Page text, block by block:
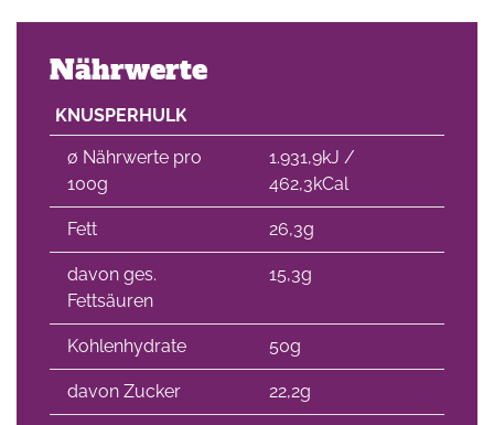
Nährwerte
KNUSPERHULK
∅ Nährwerte pro
100g
1.931,9kJ /
462,3kCal
Fett 26,3g
davon ges.
Fettsäuren
15,3g
Kohlenhydrate 50g
davon Zucker 22,2g